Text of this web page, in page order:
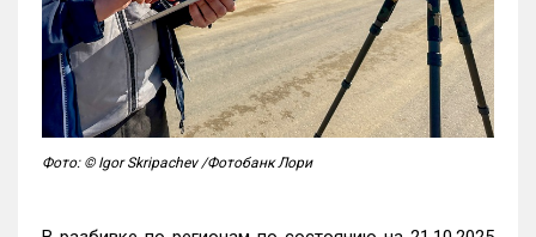
Фото: © Igor Skripachev /Фотобанк Лори